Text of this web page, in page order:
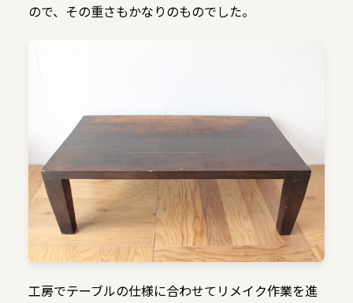
ので、その重さもかなりのものでした。
工房でテーブルの仕様に合わせてリメイク作業を進